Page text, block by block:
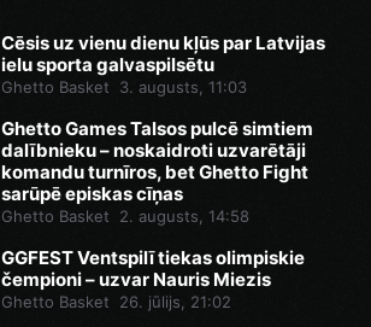
Cēsis uz vienu dienu kļūs par Latvijas
ielu sporta galvaspilsētu
Ghetto Basket 3. augusts, 11:03
Ghetto Games Talsos pulcē simtiem
dalībnieku – noskaidroti uzvarētāji
komandu turnīros, bet Ghetto Fight
sarūpē episkas cīņas
Ghetto Basket 2. augusts, 14:58
GGFEST Ventspilī tiekas olimpiskie
čempioni – uzvar Nauris Miezis
Ghetto Basket 26. jūlijs, 21:02